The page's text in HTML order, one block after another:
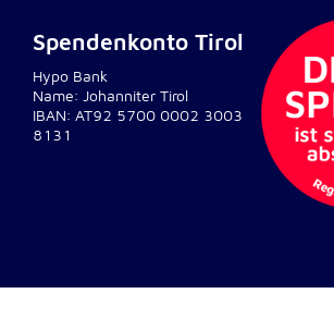
Spendenkonto Tirol
Hypo Bank
Name: Johanniter Tirol
IBAN: AT92 5700 0002 3003
8131
Google LLC
Zweck:
Einbinden und Anzeigen von Videos